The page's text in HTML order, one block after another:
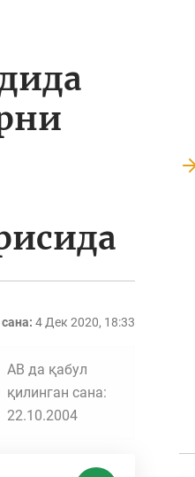
4 Дек 2020, 18:33
АВ да қабул
қилинган сана:
22.10.2004